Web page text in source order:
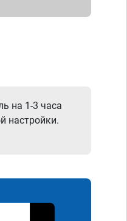
на 1-3 часа
настройки.